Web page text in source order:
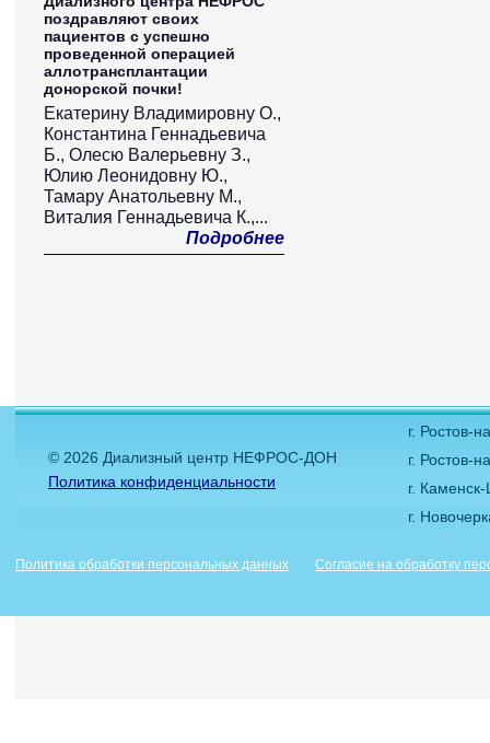
поздравляют своих
пациентов с успешно
проведенной операцией
аллотрансплантации
донорской почки!
Екатерину Владимировну О.,
Константина Геннадьевича
Б., Олесю Валерьевну З.,
Юлию Леонидовну Ю.,
Тамару Анатольевну М.,
Виталия Геннадьевича К.,...
Подробнее
© 2026 Диализный центр НЕФРОС-ДОН
Политика конфиденциальности
г. Ростов-
г. Ростов-
г.
г.
Политика обработки персональных данных Согласие на обработку